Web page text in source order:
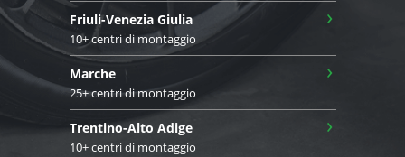
Friuli-Venezia Giulia
10+ centri di montaggio
›
Marche
25+ centri di montaggio
›
Trentino-Alto Adige
10+ centri di montaggio
›